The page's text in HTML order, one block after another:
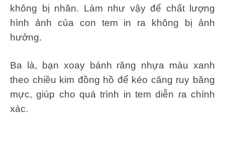
không bị nhăn. Làm như vậy để chất lượng
hình ảnh của con tem in ra không bị ảnh
hưởng.
Ba là, bạn xoay bánh răng nhựa màu xanh
theo chiều kim đồng hồ để kéo căng ruy băng
mực, giúp cho quá trình in tem diễn ra chính
xác.